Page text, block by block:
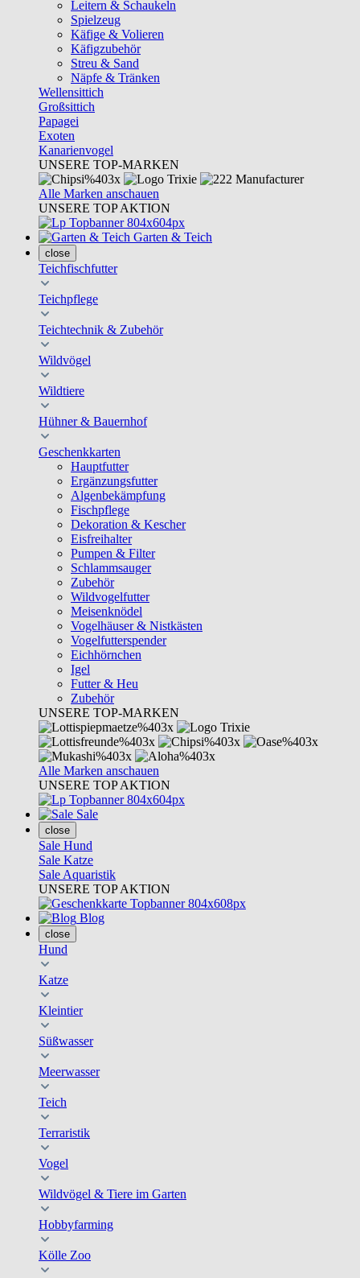
Leitern & Schaukeln
Spielzeug
Käfige & Volieren
Käfigzubehör
Streu & Sand
Näpfe & Tränken
Wellensittich
Großsittich
Papagei
Exoten
Kanarienvogel
UNSERE TOP-MARKEN
Alle Marken anschauen
UNSERE TOP AKTION
Garten & Teich
close
Teichfischfutter
Teichpflege
Teichtechnik & Zubehör
Wildvögel
Wildtiere
Hühner & Bauernhof
Geschenkkarten
Hauptfutter
Ergänzungsfutter
Algenbekämpfung
Fischpflege
Dekoration & Kescher
Eisfreihalter
Pumpen & Filter
Schlammsauger
Zubehör
Wildvogelfutter
Meisenknödel
Vogelhäuser & Nistkästen
Vogelfutterspender
Eichhörnchen
Igel
Futter & Heu
Zubehör
UNSERE TOP-MARKEN
Alle Marken anschauen
UNSERE TOP AKTION
Sale
close
Sale Hund
Sale Katze
Sale Aquaristik
UNSERE TOP AKTION
Blog
close
Hund
Katze
Kleintier
Süßwasser
Meerwasser
Teich
Terraristik
Vogel
Wildvögel & Tiere im Garten
Hobbyfarming
Kölle Zoo